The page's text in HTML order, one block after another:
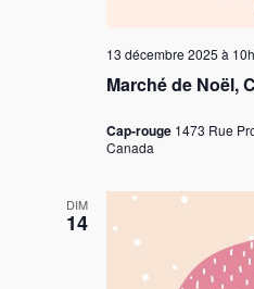
Marché de Noël,
13 décembre 2025 à
Cap-rouge 1473 Rue
Canada
DIM
14